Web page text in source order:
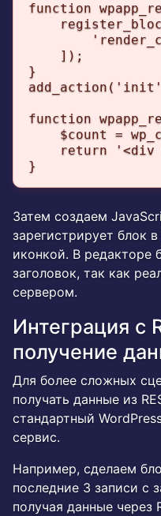
function
    ]);
}
function
$count =
return '<div
}
Затем создаем
зарегистрирует блок
иконкой. В редакторе
заголовок, так как
сервером.
Интеграция с
получение
Для более сложных
получать данные из
стандартный
сервис.
Например, сделаем
последние 3 записи с
получая данные через